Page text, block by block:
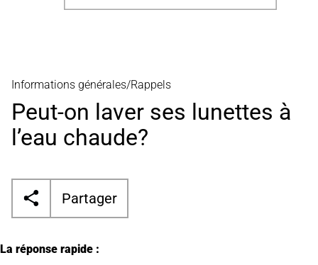
Informations générales/Rappels
Peut-on laver ses lunettes à
l’eau chaude?
Partager
La réponse rapide :